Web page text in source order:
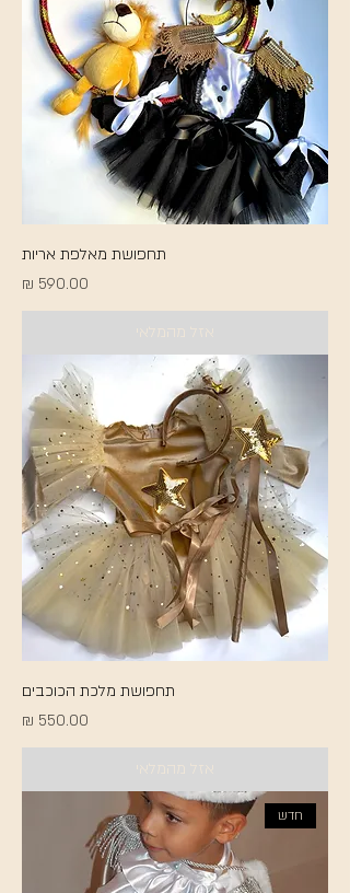
תחפושת מאלפת אריות
מחיר
אזל מהמלאי
תחפושת מלכת הכוכבים
מחיר
אזל מהמלאי
חדש